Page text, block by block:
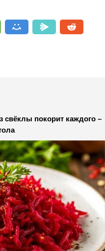
свёклы покорит каждого –